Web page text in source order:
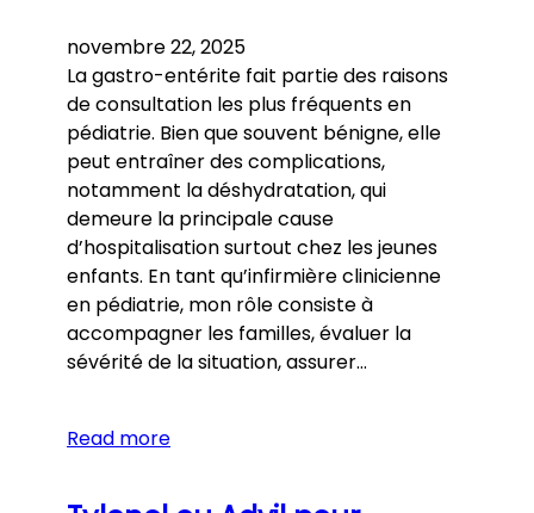
novembre 22, 2025
La gastro-entérite fait partie des raisons
de consultation les plus fréquents en
pédiatrie. Bien que souvent bénigne, elle
peut entraîner des complications,
notamment la déshydratation, qui
demeure la principale cause
d’hospitalisation surtout chez les jeunes
enfants. En tant qu’infirmière clinicienne
en pédiatrie, mon rôle consiste à
accompagner les familles, évaluer la
sévérité de la situation, assurer…
Read more